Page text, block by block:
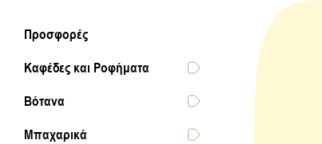
Προσφορές
Καφέδες και Ροφήματα
Βότανα
Μπαχαρικά